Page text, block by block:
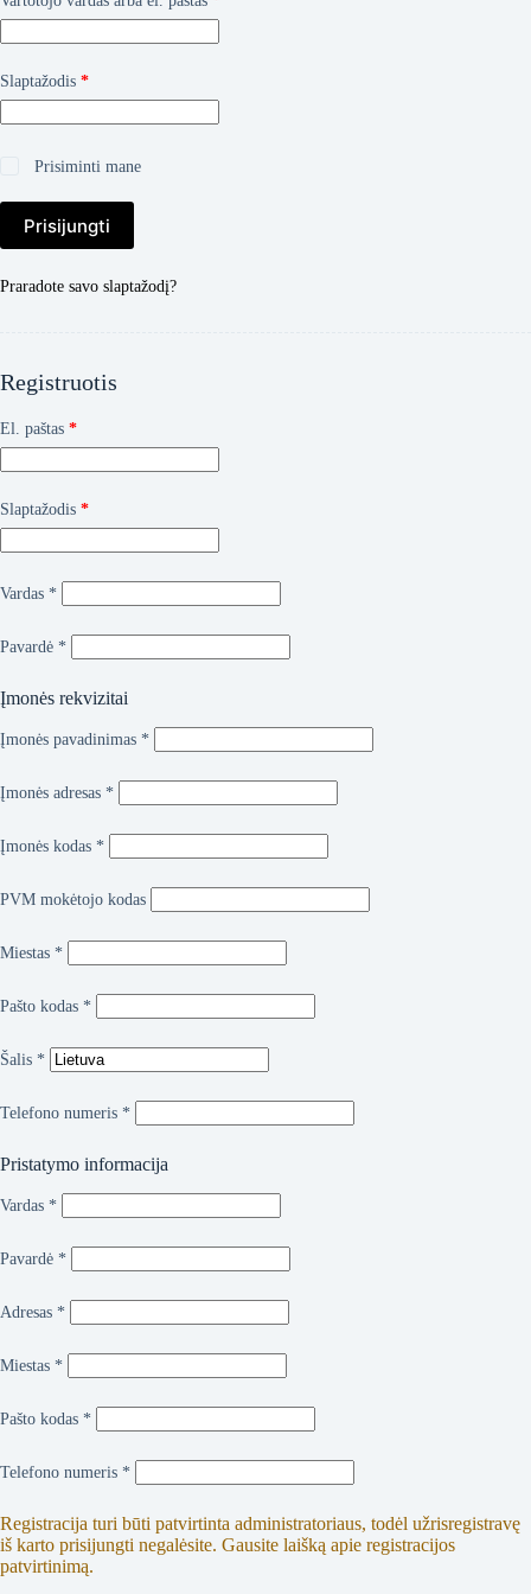
Slaptažodis *Privalomas
Prisiminti mane
Prisijungti
Praradote savo slaptažodį?
Registruotis
El. paštas *Privalomas
Slaptažodis *Privalomas
Vardas *
Pavardė *
Įmonės rekvizitai
Įmonės pavadinimas *
Įmonės adresas *
Įmonės kodas *
PVM mokėtojo kodas
Miestas *
Pašto kodas *
Šalis *
Telefono numeris *
Pristatymo informacija
Vardas *
Pavardė *
Adresas *
Miestas *
Pašto kodas *
Telefono numeris *
Registracija turi būti patvirtinta administratoriaus, todėl užrisregistravę
iš karto prisijungti negalėsite. Gausite laišką apie registracijos
patvirtinimą.